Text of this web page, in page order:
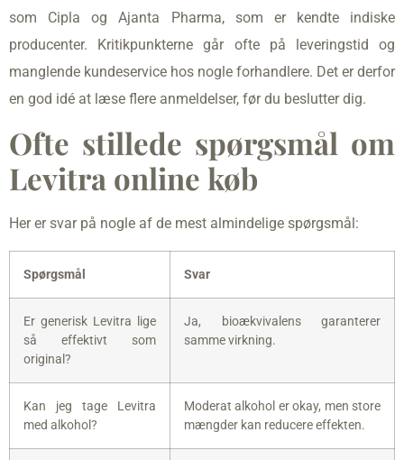
som Cipla og Ajanta Pharma, som er kendte indiske
producenter. Kritikpunkterne går ofte på leveringstid og
manglende kundeservice hos nogle forhandlere. Det er derfor
en god idé at læse flere anmeldelser, før du beslutter dig.
Ofte stillede spørgsmål om
Levitra online køb
Her er svar på nogle af de mest almindelige spørgsmål:
Spørgsmål Svar
Er generisk Levitra lige
så effektivt som
original?
Ja, bioækvivalens garanterer
samme virkning.
Kan jeg tage Levitra
med alkohol?
Moderat alkohol er okay, men store
mængder kan reducere effekten.